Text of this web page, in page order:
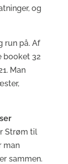
og
run på. Af
booket 32
Man
Strøm til
man
sammen.